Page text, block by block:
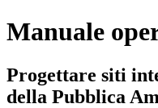
Manuale
Progettare siti
della Pubblica